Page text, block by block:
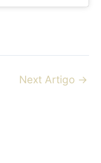
Next Artigo →